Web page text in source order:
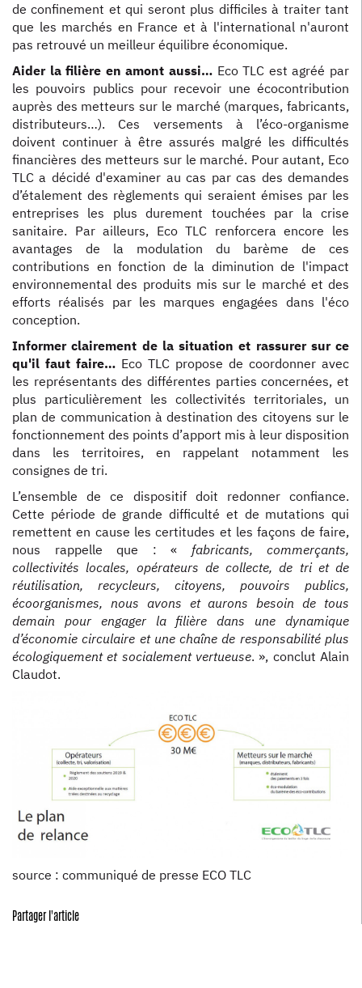
de confinement et qui seront plus difficiles à traiter tant
que les marchés en France et à l'international n'auront
pas retrouvé un meilleur équilibre économique.
Aider la filière en amont aussi… Eco TLC est agréé par
les pouvoirs publics pour recevoir une écocontribution
auprès des metteurs sur le marché (marques, fabricants,
distributeurs…). Ces versements à l’éco-organisme
doivent continuer à être assurés malgré les difficultés
financières des metteurs sur le marché. Pour autant, Eco
TLC a décidé d'examiner au cas par cas des demandes
d’étalement des règlements qui seraient émises par les
entreprises les plus durement touchées par la crise
sanitaire. Par ailleurs, Eco TLC renforcera encore les
avantages de la modulation du barème de ces
contributions en fonction de la diminution de l'impact
environnemental des produits mis sur le marché et des
efforts réalisés par les marques engagées dans l'éco
conception.
Informer clairement de la situation et rassurer sur ce
qu'il faut faire… Eco TLC propose de coordonner avec
les représentants des différentes parties concernées, et
plus particulièrement les collectivités territoriales, un
plan de communication à destination des citoyens sur le
fonctionnement des points d’apport mis à leur disposition
dans les territoires, en rappelant notamment les
consignes de tri.
L’ensemble de ce dispositif doit redonner confiance.
Cette période de grande difficulté et de mutations qui
remettent en cause les certitudes et les façons de faire,
nous rappelle que : « fabricants, commerçants,
collectivités locales, opérateurs de collecte, de tri et de
réutilisation, recycleurs, citoyens, pouvoirs publics,
écoorganismes, nous avons et aurons besoin de tous
demain pour engager la filière dans une dynamique
d’économie circulaire et une chaîne de responsabilité plus
écologiquement et socialement vertueuse. », conclut Alain
Claudot.
source : communiqué de presse ECO TLC
Partager l'article